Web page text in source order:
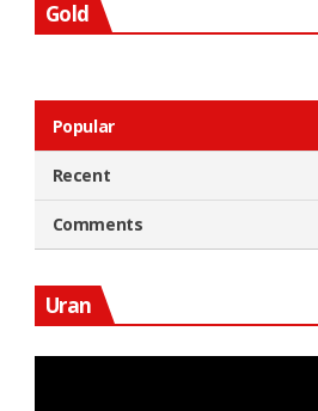
Gold
Popular
Recent
Comments
Uran